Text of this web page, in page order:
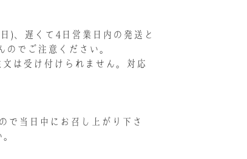
)、遅くて4日営業日内の発送と
でご注意ください。
は受け付けられません。対応
で当日中にお召し上がり下さ